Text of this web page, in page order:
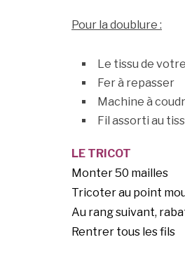
Pour la doublure :
Le tissu de
Fer à repasser
Machine à
Fil assorti au
LE TRICOT
Monter 50 mailles
Tricoter au point
Au rang suivant,
Rentrer tous les fils